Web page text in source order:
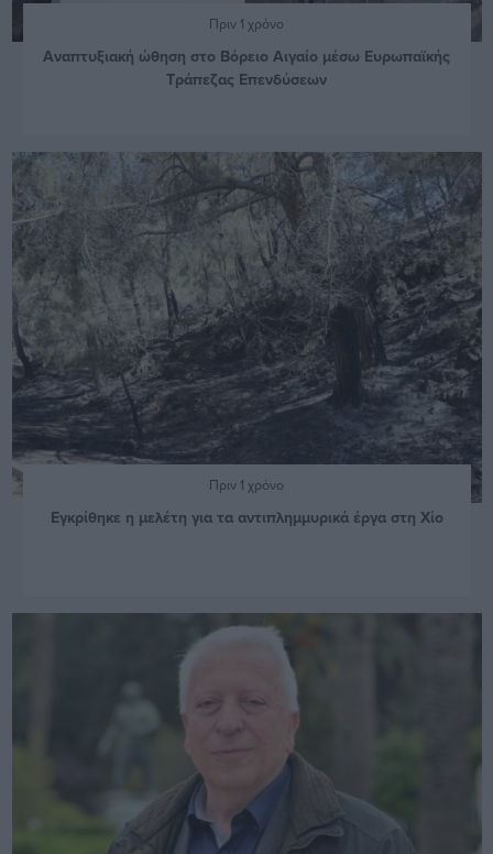
Πριν 1 χρόνο
Αναπτυξιακή ώθηση στο Βόρειο Αιγαίο μέσω Ευρωπαϊκής
Τράπεζας Επενδύσεων
Πριν 1 χρόνο
Εγκρίθηκε η μελέτη για τα αντιπλημμυρικά έργα στη Χίο